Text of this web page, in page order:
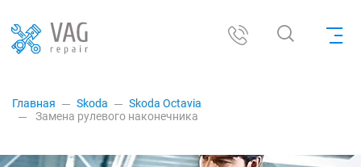
Главная Skoda
Skoda Octavia
Замена рулевого наконечника